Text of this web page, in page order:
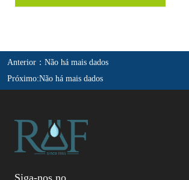
Anterior：Não há mais dados
Próximo:Não há mais dados
Siga-nos no